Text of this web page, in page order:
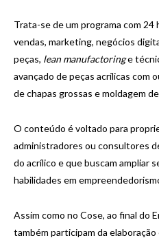
Trata-se de um programa com
vendas, marketing, negócios
peças, lean manufactoringe
avançado de peças acrílicas com
de chapas grossas e moldagem
O conteúdo é voltado para
administradores ou consultores
do acrílico e que buscam ampliar
habilidades em
Assim como no Cose, ao final do
também participam da